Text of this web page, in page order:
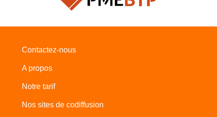
Contactez-nous
A propos
Notre tarif
Nos sites de codiffusion